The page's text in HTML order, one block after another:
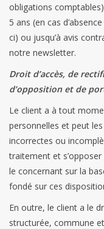
obligations
5 ans (en cas
ci) ou jusqu’à avis
notre newsletter.
Droit d’accès, de
d’opposition et de
Le client a à tout
personnelles et peut
incorrectes ou
traitement et
le concernant sur la
fondé sur ces
En outre, le client a le
structurée, commune